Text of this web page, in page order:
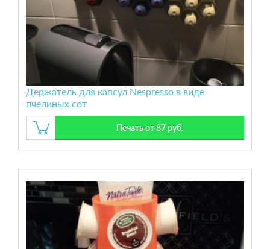
Держатель для капсул Nespresso в виде
пчелиных сот
Печать от 87 руб.